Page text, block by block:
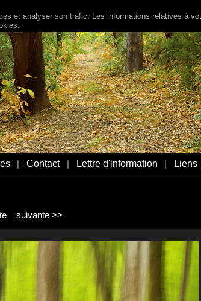
Contact Lettre d'information Liens
suivante >>
et analyser son trafic. Les informations relatives à